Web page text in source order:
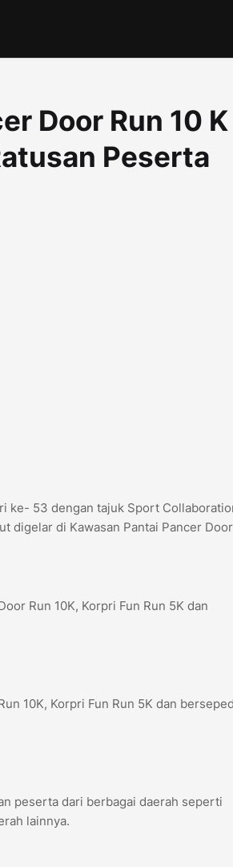
Door Run 10 K
Peserta
ke- 53 dengan tajuk Sport
digelar di Kawasan Pantai Pancer
Run 10K, Korpri Fun Run 5K dan
10K, Korpri Fun Run 5K dan
peserta dari berbagai daerah seperti
lainnya.